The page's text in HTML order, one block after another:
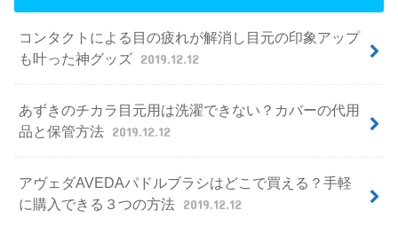
コンタクトによる目の疲れが解消し目元の印象アップ
も叶った神グッズ 2019.12.12
あずきのチカラ目元用は洗濯できない？カバーの代用
品と保管方法 2019.12.12
アヴェダAVEDAパドルブラシはどこで買える？手軽
に購入できる３つの方法 2019.12.12